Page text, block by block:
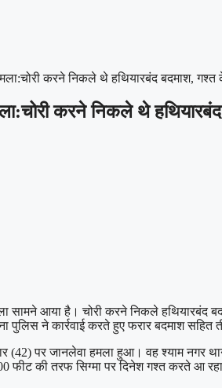
करने निकले थे हथियारबंद बदमाश,
करने निकले थे
सामने आया है। चोरी करने निकले हथियारबंद
पुलिस ने कार्रवाई करते हुए फरार बदमाश
(42) पर जानलेवा हमला हुआ। वह श्याम नगर
फीट की तरफ सिग्मा पर दिनेश गश्त करते